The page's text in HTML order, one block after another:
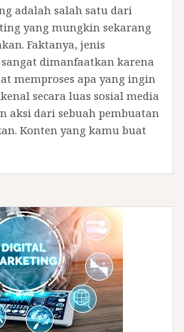
adalah salah satu dari
yang mungkin sekarang
Faktanya, jenis
dimanfaatkan karena
memproses apa yang ingin
secara luas sosial media
aksi dari sebuah pembuatan
Konten yang kamu buat